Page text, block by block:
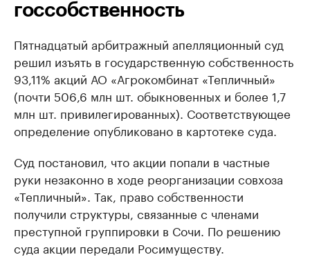
госсобственность
Пятнадцатый арбитражный апелляционный суд
решил изъять в государственную собственность
93,11% акций АО «Агрокомбинат «Тепличный»
(почти 506,6 млн шт. обыкновенных и более 1,7
млн шт. привилегированных). Соответствующее
определение опубликовано в картотеке суда.
Суд постановил, что акции попали в частные
руки незаконно в ходе реорганизации совхоза
«Тепличный». Так, право собственности
получили структуры, связанные с членами
преступной группировки в Сочи. По решению
суда акции передали Росимуществу.